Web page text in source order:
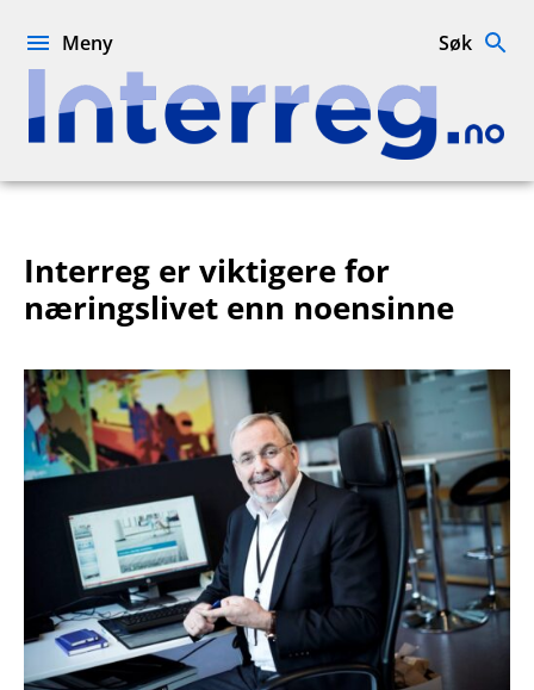
Interreg.no
Meny Søk
Interreg er viktigere for
næringslivet enn noensinne